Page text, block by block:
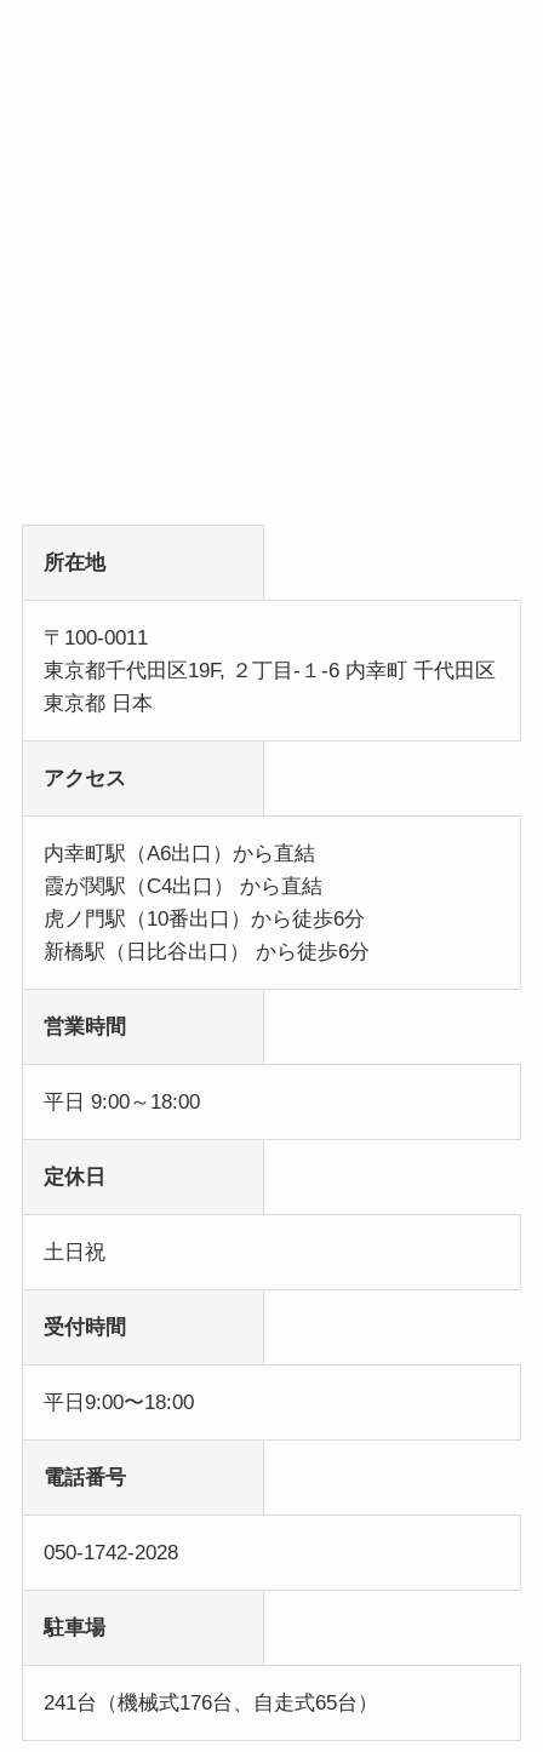
所在地
〒100-0011
東京都千代田区19F, ２丁目-１-6 内幸町 千代田区
東京都 日本
アクセス
内幸町駅（A6出口）から直結
霞が関駅（C4出口） から直結
虎ノ門駅（10番出口）から徒歩6分
新橋駅（日比谷出口） から徒歩6分
営業時間
平日 9:00～18:00
定休日
土日祝
受付時間
平日9:00〜18:00
電話番号
050-1742-2028
駐車場
241台（機械式176台、自走式65台）